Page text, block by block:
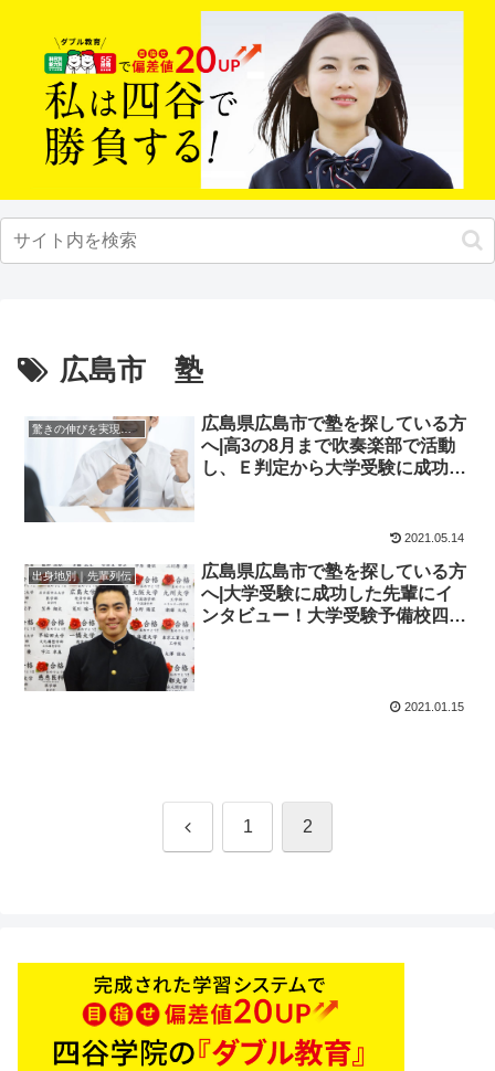
広島市 塾
驚きの伸びを実現｜先輩列伝
広島県広島市で塾を探している方
へ|高3の8月まで吹奏楽部で活動
し、Ｅ判定から大学受験に成功し
2021.05.14
出身地別｜先輩列伝
広島県広島市で塾を探している方
へ|大学受験に成功した先輩にイ
ンタビュー！大学受験予備校四谷
2021.01.15
前 1 2